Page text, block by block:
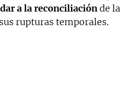
a la reconciliaciónde la
rupturas temporales.